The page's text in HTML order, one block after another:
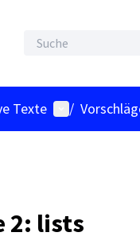
Texte Benutzer-
/
2: lists